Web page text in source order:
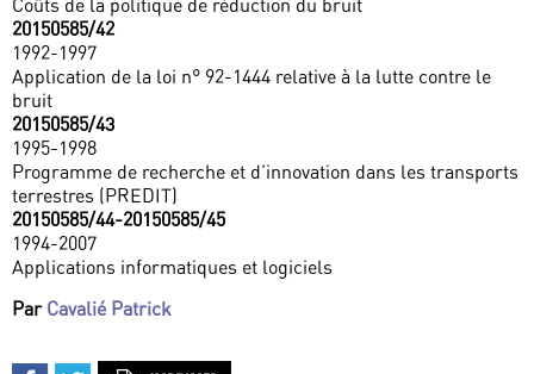
Coûts de la politique de réduction du bruit
20150585/42
1992-1997
Application de la loi n° 92-1444 relative à la lutte contre le
bruit
20150585/43
1995-1998
Programme de recherche et d’innovation dans les transports
terrestres (PREDIT)
20150585/44-20150585/45
1994-2007
Applications informatiques et logiciels
Par Cavalié Patrick